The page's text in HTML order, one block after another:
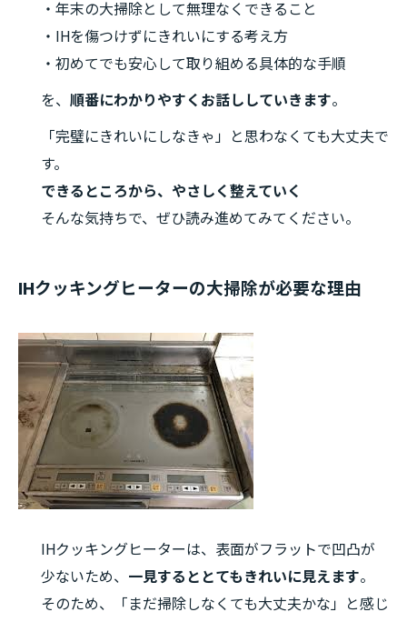
・年末の大掃除として無理なくできること
・IHを傷つけずにきれいにする考え方
・初めてでも安心して取り組める具体的な手順
を、 順番にわかりやすくお話ししていきます。
「完璧にきれいにしなきゃ」と思わなくても大丈夫で
す。
できるところから、やさしく整えていく
そんな気持ちで、ぜひ読み進めてみてください。
IHクッキングヒーターの大掃除が必要な理由
IHクッキングヒーターは、表面がフラットで凹凸が
少ないため、 一見するととてもきれいに見えます。
そのため、「まだ掃除しなくても大丈夫かな」と感じ